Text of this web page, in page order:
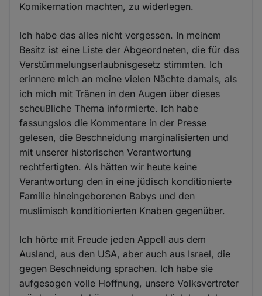
Komikernation machten, zu widerlegen.
Ich habe das alles nicht vergessen. In meinem
Besitz ist eine Liste der Abgeordneten, die für das
Verstümmelungserlaubnisgesetz stimmten. Ich
erinnere mich an meine vielen Nächte damals, als
ich mich mit Tränen in den Augen über dieses
scheußliche Thema informierte. Ich habe
fassungslos die Kommentare in der Presse
gelesen, die Beschneidung marginalisierten und
mit unserer historischen Verantwortung
rechtfertigten. Als hätten wir heute keine
Verantwortung den in eine jüdisch konditionierte
Familie hineingeborenen Babys und den
muslimisch konditionierten Knaben gegenüber.
Ich hörte mit Freude jeden Appell aus dem
Ausland, aus den USA, aber auch aus Israel, die
gegen Beschneidung sprachen. Ich habe sie
aufgesogen volle Hoffnung, unsere Volksvertreter